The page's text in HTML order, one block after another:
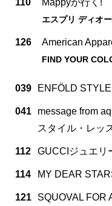
エスプリ ディオ
126 American
FIND YOUR
039 ENFÖLD
041
message from
スタイル・レッ
112 GUCCIジュエリ
114 MY DEAR
121 SQUOVAL FOR